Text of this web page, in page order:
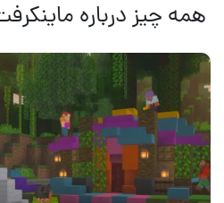
همه چیز درباره